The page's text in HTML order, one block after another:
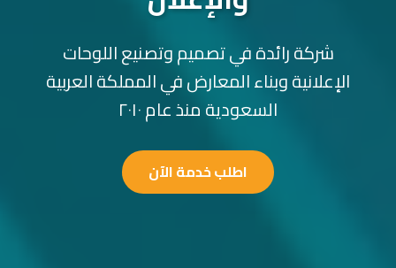
شركة رائدة في تصميم وتصنيع اللوحات
الإعلانية وبناء المعارض في المملكة العربية
السعودية منذ عام ٢٠١٠
اطلب خدمة الآن